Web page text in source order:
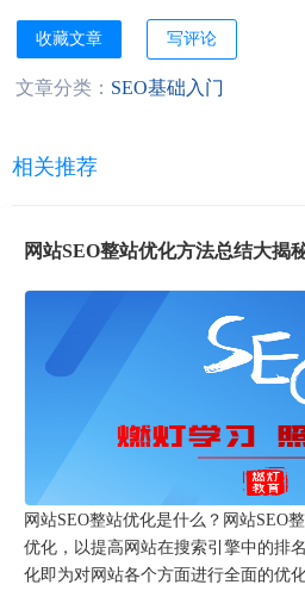
收藏文章 写评论
文章分类： SEO基础入门
相关推荐
网站SEO整站优化方法总结大揭
网站SEO整站优化是什么？网站SEO
优化，以提高网站在搜索引擎中的排
化即为对网站各个方面进行全面的优